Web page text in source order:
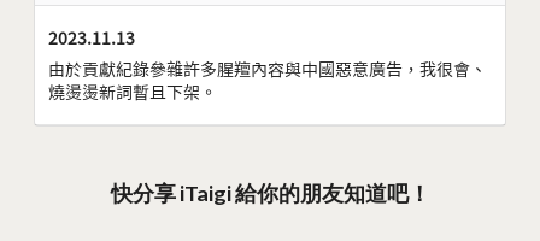
2023.11.13
由於貢獻紀錄參雜許多腥羶內容與中國惡意廣告，我很會、
燒燙燙新詞暫且下架。
快分享 iTaigi 給你的朋友知道吧！